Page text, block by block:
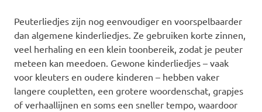
Peuterliedjes zijn nog eenvoudiger en voorspelbaarder
dan algemene kinderliedjes. Ze gebruiken korte zinnen,
veel herhaling en een klein toonbereik, zodat je peuter
meteen kan meedoen. Gewone kinderliedjes – vaak
voor kleuters en oudere kinderen – hebben vaker
langere coupletten, een grotere woordenschat, grapjes
of verhaallijnen en soms een sneller tempo, waardoor